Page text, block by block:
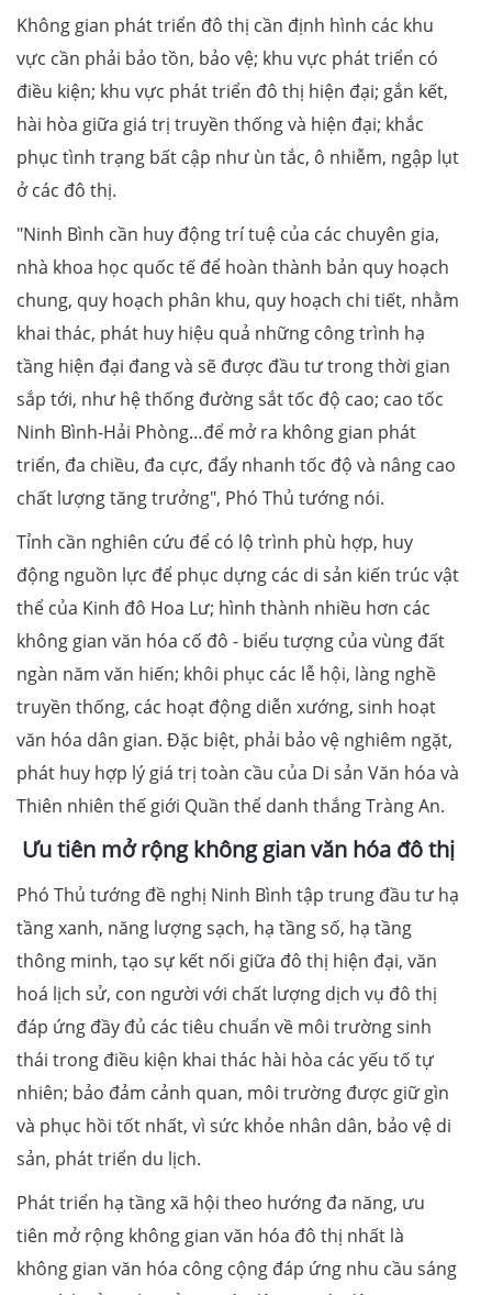
Không gian phát triển đô thị cần định hình các khu
vực cần phải bảo tồn, bảo vệ; khu vực phát triển có
điều kiện; khu vực phát triển đô thị hiện đại; gắn kết,
hài hòa giữa giá trị truyền thống và hiện đại; khắc
phục tình trạng bất cập như ùn tắc, ô nhiễm, ngập lụt
ở các đô thị.
"Ninh Bình cần huy động trí tuệ của các chuyên gia,
nhà khoa học quốc tế để hoàn thành bản quy hoạch
chung, quy hoạch phân khu, quy hoạch chi tiết, nhằm
khai thác, phát huy hiệu quả những công trình hạ
tầng hiện đại đang và sẽ được đầu tư trong thời gian
sắp tới, như hệ thống đường sắt tốc độ cao; cao tốc
Ninh Bình-Hải Phòng…để mở ra không gian phát
triển, đa chiều, đa cực, đẩy nhanh tốc độ và nâng cao
chất lượng tăng trưởng", Phó Thủ tướng nói.
Tỉnh cần nghiên cứu để có lộ trình phù hợp, huy
động nguồn lực để phục dựng các di sản kiến trúc vật
thể của Kinh đô Hoa Lư; hình thành nhiều hơn các
không gian văn hóa cố đô - biểu tượng của vùng đất
ngàn năm văn hiến; khôi phục các lễ hội, làng nghề
truyền thống, các hoạt động diễn xướng, sinh hoạt
văn hóa dân gian. Đặc biệt, phải bảo vệ nghiêm ngặt,
phát huy hợp lý giá trị toàn cầu của Di sản Văn hóa và
Thiên nhiên thế giới Quần thể danh thắng Tràng An.
Ưu tiên mở rộng không gian văn hóa đô thị
Phó Thủ tướng đề nghị Ninh Bình tập trung đầu tư hạ
tầng xanh, năng lượng sạch, hạ tầng số, hạ tầng
thông minh, tạo sự kết nối giữa đô thị hiện đại, văn
hoá lịch sử, con người với chất lượng dịch vụ đô thị
đáp ứng đầy đủ các tiêu chuẩn về môi trường sinh
thái trong điều kiện khai thác hài hòa các yếu tố tự
nhiên; bảo đảm cảnh quan, môi trường được giữ gìn
và phục hồi tốt nhất, vì sức khỏe nhân dân, bảo vệ di
sản, phát triển du lịch.
Phát triển hạ tầng xã hội theo hướng đa năng, ưu
tiên mở rộng không gian văn hóa đô thị nhất là
không gian văn hóa công cộng đáp ứng nhu cầu sáng